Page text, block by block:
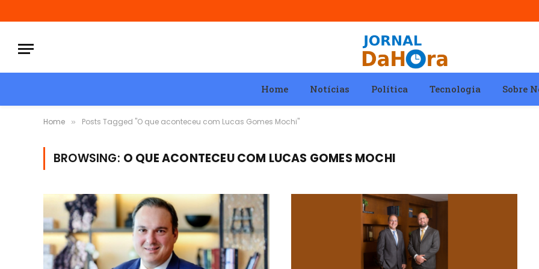
Home Notícias Política Tecnologia Sobre
Home » Posts Tagged "O que aconteceu com Lucas Gomes Mochi"
BROWSING: O QUE ACONTECEU COM LUCAS GOMES MOCHI